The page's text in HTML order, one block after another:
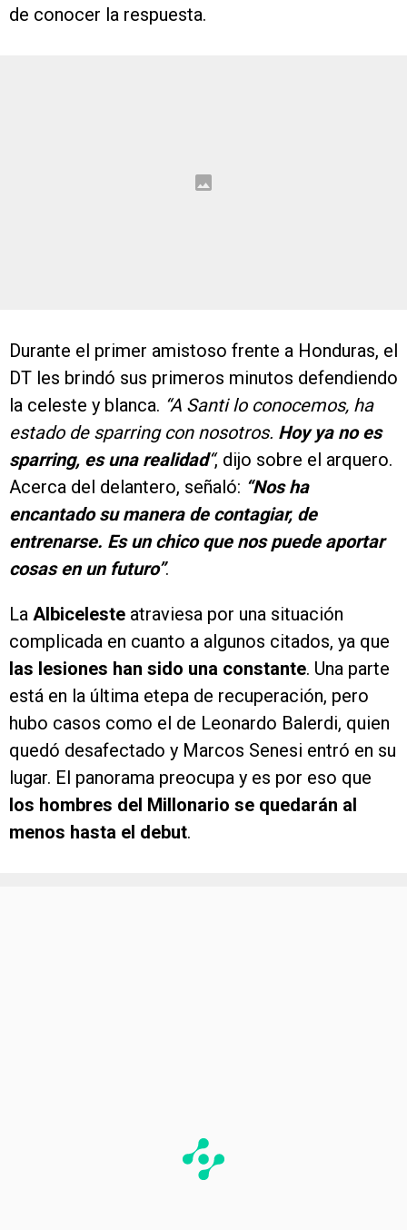
de conocer la respuesta.
Durante el primer amistoso frente a Honduras, el
DT les brindó sus primeros minutos defendiendo
la celeste y blanca. “A Santi lo conocemos, ha
estado de sparring con nosotros. Hoy ya no es
sparring, es una realidad“, dijo sobre el arquero.
Acerca del delantero, señaló: “Nos ha
encantado su manera de contagiar, de
entrenarse. Es un chico que nos puede aportar
cosas en un futuro”.
La Albiceleste atraviesa por una situación
complicada en cuanto a algunos citados, ya que
las lesiones han sido una constante. Una parte
está en la última etepa de recuperación, pero
hubo casos como el de Leonardo Balerdi, quien
quedó desafectado y Marcos Senesi entró en su
lugar. El panorama preocupa y es por eso que
los hombres del Millonario se quedarán al
menos hasta el debut.